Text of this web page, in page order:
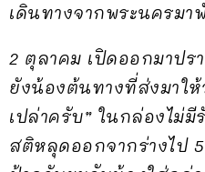
เดินทางจากพระนครมา
2 ตุลาคม เปิดออกมาปร
ยังน้องต้นทางที่ส่งมาให้
เปล่าครับ” ในกล่องไม่
สติหลุดออกจากร่างไป